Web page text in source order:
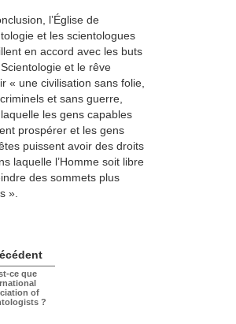
l’Église de
et les scientologues
en accord avec les buts
et le rêve
« une civilisation sans folie,
et sans guerre,
les gens capables
prospérer et les gens
puissent avoir des droits
laquelle l’Homme soit libre
des sommets plus
».
ce que
of
?